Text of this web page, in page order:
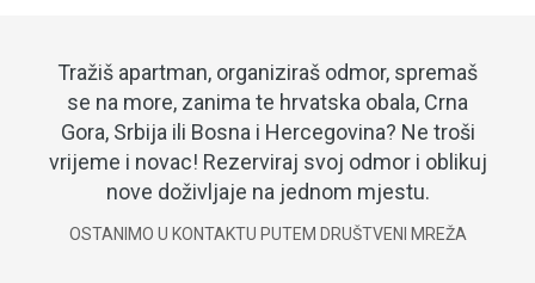
Tražiš apartman, organiziraš odmor, spremaš
se na more, zanima te hrvatska obala, Crna
Gora, Srbija ili Bosna i Hercegovina? Ne troši
vrijeme i novac! Rezerviraj svoj odmor i oblikuj
nove doživljaje na jednom mjestu.
OSTANIMO U KONTAKTU PUTEM DRUŠTVENI MREŽA